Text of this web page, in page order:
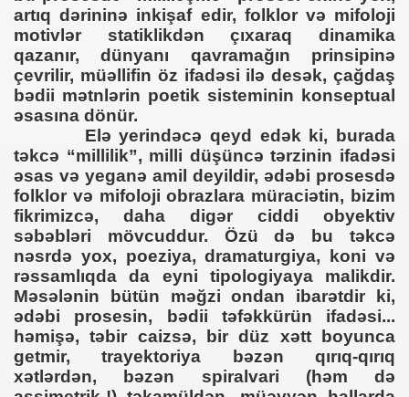
artıq dərininə inkişaf edir, folklor və mifoloji
motivlər statiklikdən çıxaraq dinamika
qazanır, dünyanı qavramağın prinsipinə
çevrilir, müəllifin öz ifadəsi ilə desək, çağdaş
bədii mətnlərin poetik sisteminin konseptual
əsasına dönür.
Elə yerindəcə qeyd edək ki, burada
təkcə “millilik”, milli düşüncə tərzinin ifadəsi
əsas və yeganə amil deyildir, ədəbi prosesdə
folklor və mifoloji obrazlara müraciətin, bizim
fikrimizcə, daha digər ciddi obyektiv
səbəbləri mövcuddur. Özü də bu təkcə
nəsrdə yox, poeziya, dramaturgiya, koni və
rəssamlıqda da eyni tipologiyaya malikdir.
Məsələnin bütün məğzi ondan ibarətdir ki,
ədəbi prosesin, bədii təfəkkürün ifadəsi...
həmişə, təbir caizsə, bir düz xətt boyunca
getmir, trayektoriya bəzən qırıq-qırıq
xətlərdən, bəzən spiralvari (həm də